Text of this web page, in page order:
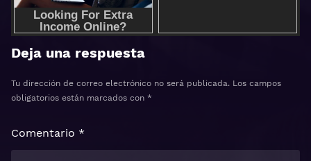
Deja una respuesta
Tu dirección de correo electrónico no será publicada. Los campos
obligatorios están marcados con *
Comentario *